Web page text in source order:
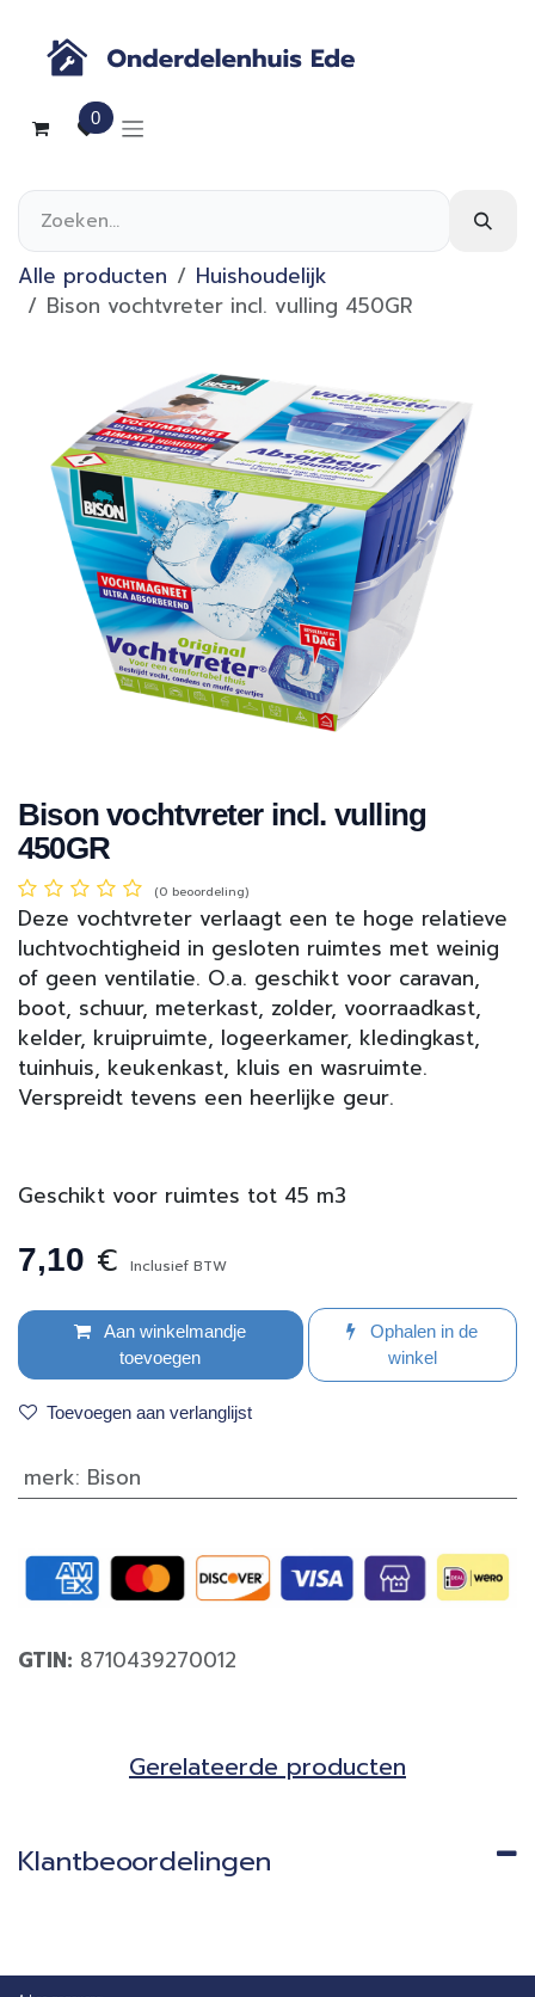
0
Alle producten
Huishoudelijk
Bison vochtvreter incl. vulling 450GR
Bison vochtvreter incl. vulling
450GR
(0 beoordeling)
Deze vochtvreter verlaagt een te hoge relatieve
luchtvochtigheid in gesloten ruimtes met weinig
of geen ventilatie. O.a. geschikt voor caravan,
boot, schuur, meterkast, zolder, voorraadkast,
kelder, kruipruimte, logeerkamer, kledingkast,
tuinhuis, keukenkast, kluis en wasruimte.
Verspreidt tevens een heerlijke geur.
Geschikt voor ruimtes tot 45 m3
7,10 € Inclusief BTW
Aan winkelmandje
toevoegen
Ophalen in de
winkel
Toevoegen aan verlanglijst
merk: Bison
GTIN: 8710439270012
Gerela​teerde producten​
Klantbeoordelingen